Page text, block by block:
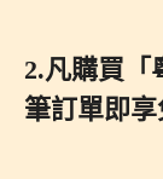
2.凡購買「
筆訂單即享